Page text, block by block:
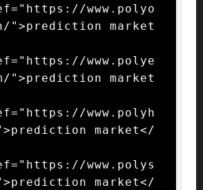
www.polyo
">prediction market
www.polye
">prediction market
www.polyh
market</
www.polys
market</